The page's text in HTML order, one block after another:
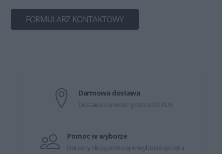
FORMULARZ KONTAKTOWY
Darmowa dostawa
Dostawa kurierem gratis od 0 PLN
Pomoc w wyborze
Doradcy służą pomocą w wyborze sprzętu